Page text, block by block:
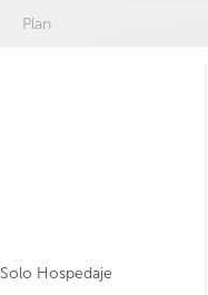
Plan
Solo Hospedaje